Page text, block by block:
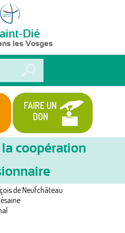
Dié
les Vosges
FAIRE UN
DON
coopération
de Neufchâteau